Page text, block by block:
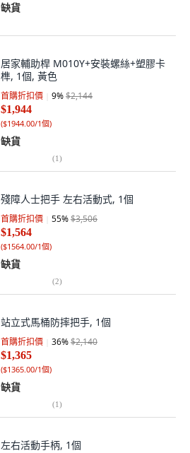
缺貨
居家輔助桿 M010Y+安裝螺絲+塑膠卡
榫, 1個, 黃色
首購折扣價 9%$2,144
$1,944
($1944.00/1個)
缺貨
(1)
殘障人士把手 左右活動式, 1個
首購折扣價 55%$3,506
$1,564
($1564.00/1個)
缺貨
(2)
站立式馬桶防摔把手, 1個
首購折扣價 36%$2,140
$1,365
($1365.00/1個)
缺貨
(1)
左右活動手柄, 1個